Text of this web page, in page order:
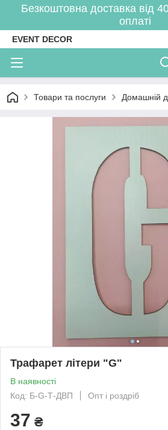
Безкоштовна доставка від
оплаті
EVENT DECOR
Товари та послуги Домашній
Трафарет літери "G"
В наявності
Код: Б-G-Т-ДВП
Опт і роздріб
37 ₴